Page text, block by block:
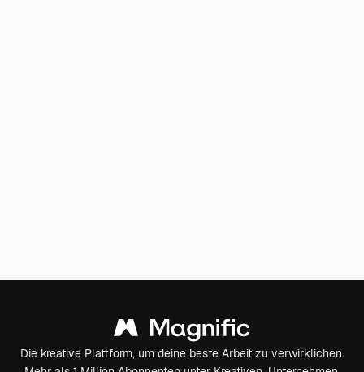
Die kreative Plattform, um deine beste Arbeit zu verwirklichen.